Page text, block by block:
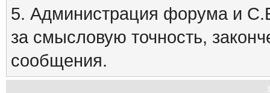
5. Администрация форума и
за смысловую точность,
сообщения.